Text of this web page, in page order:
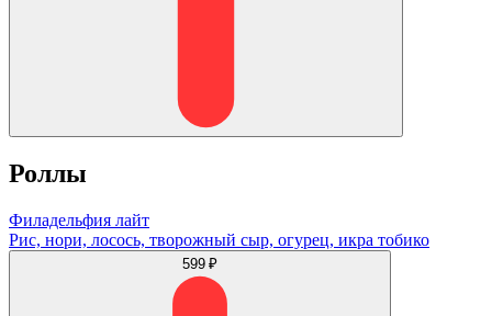
Роллы
Филадельфия лайт
Рис, нори, лосось, творожный сыр, огурец, икра тобико
599 ₽